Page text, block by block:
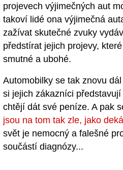
projevech výjimečných aut
takoví lidé ona výjimečná
zažívat skutečné zvuky
předstírat jejich projevy,
smutné a ubohé.
Automobilky se tak znovu
si jejich zákazníci
chtějí dát své peníze. A pak
jsou na tom tak zle, jako
svět je nemocný a falešné
součástí diagnózy...